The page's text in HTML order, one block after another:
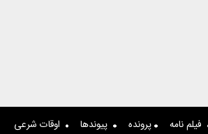
فیلم نامه پرونده پیوندها اوقات شرعی